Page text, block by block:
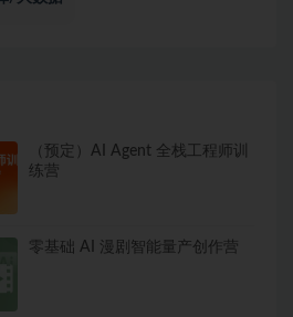
（预定）AI Agent 全栈工程师训
练营
零基础 AI 漫剧智能量产创作营